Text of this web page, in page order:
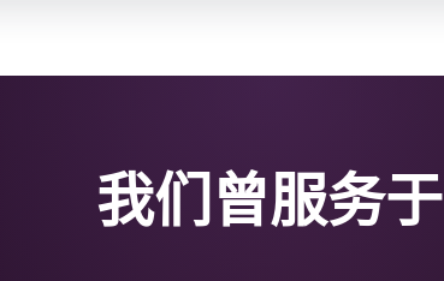
我们曾服务于